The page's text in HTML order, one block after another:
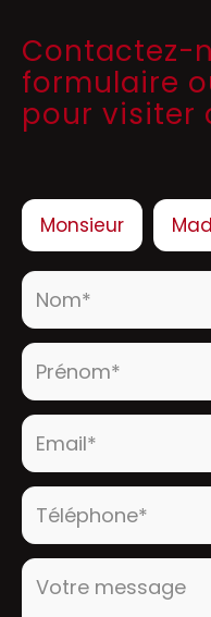
Contactez-
formulaire
pour visiter
Civilité :
Monsieur
Nom* :
Prénom* :
Email* :
Téléphone* :
Votre message :